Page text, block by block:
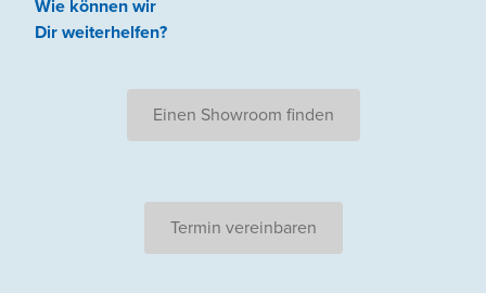
Wie können wir
Dir weiterhelfen?
Einen Showroom finden
Termin vereinbaren